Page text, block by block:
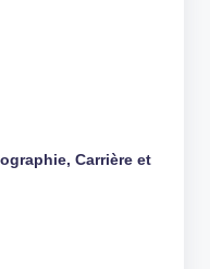
Carrière et